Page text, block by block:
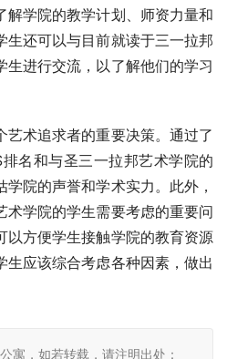
解学院的教学计划、师资力量和
生还可以与目前就读于三一拉邦
生进行交流，以了解他们的学习
艺术追求者的重要决策。通过了
名和与圣三一拉邦艺术学院的
院的声誉和学术实力。此外，
术学院的学生需要考虑的重要问
以方便学生接触学院的教育资源
生应该综合考虑各种因素，做出
寓，如若转载，请注明出处：